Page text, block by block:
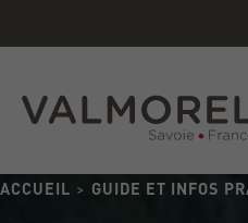
ACCUEIL > GUIDE ET INFOS